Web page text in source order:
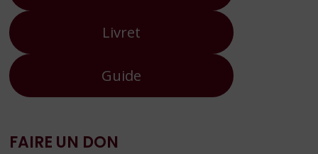
Livret
Guide
FAIRE UN DON